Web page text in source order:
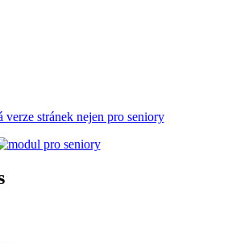
verze stránek nejen pro seniory